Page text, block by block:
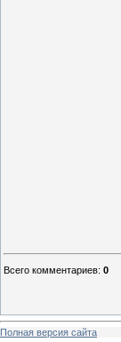
Всего комментариев: 0
Полная версия сайта